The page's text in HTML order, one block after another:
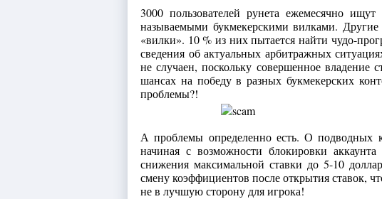
3000 пользователей рунета ежемесячно
называемыми букмекерскими вилками.
«вилки». 10 % из них пытается найти чудо-
сведения об актуальных арбитражных
не случаен, поскольку совершенное владение
шансах на победу в разных букмекерских
проблемы?!
А проблемы определенно есть. О подводных
начиная с возможности блокировки
снижения максимальной ставки до 5-10
смену коэффициентов после открытия ставок,
не в лучшую сторону для игрока!